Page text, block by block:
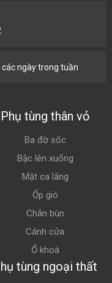
ngày trong tuần
Phụ tùng thân vỏ
Ba đờ sốc
Bậc lên xuống
Mặt ca lăng
Ốp gió
Chắn bùn
Cánh cửa
Ổ khoá
tùng ngoại thất